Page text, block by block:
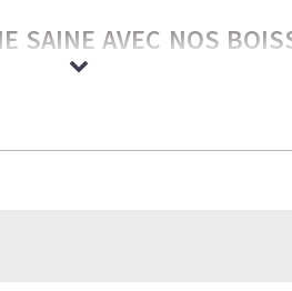
SAINE AVEC NOS
— nos boissons glacées ont
et légèreté. C’est le plaisir
coup de barre, et un goût qui